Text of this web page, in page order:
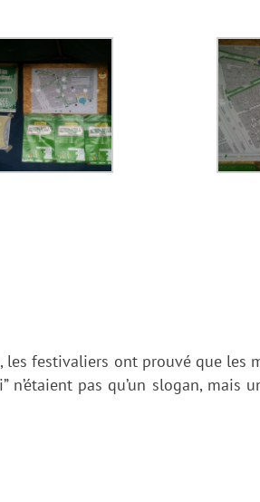
festivaliers ont prouvé que les
pas qu’un slogan, mais